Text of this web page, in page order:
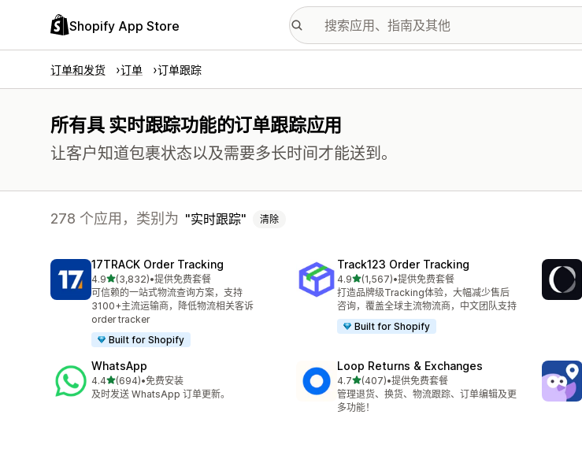
Shopify App Store
订单和发货 订单 订单跟踪
所有具 实时跟踪功能的订单跟踪应用
让客户知道包裹状态以及需要多长时间才能送到。
278 个应用，类别为 实时跟踪 清除
17TRACK Order Tracking
4.9星（满分 5 星）
(3,832)
总共 3832 条评论
•提供免费套餐
可信赖的一站式物流查询方案，支持
3100+主流运输商，降低物流相关客诉
order tracker
Built for Shopify
Track123 Order Tracking
4.9星（满分 5 星）
(1,567)
总共 1567 条评论
•提供免费套餐
打造品牌级Tracking体验，大幅减少售后
咨询，覆盖全球主流物流商，中文团队支持
Built for Shopify
WhatsApp
4.4星（满分 5 星）
(694)
总共 694 条评论
•免费安装
及时发送 WhatsApp 订单更新。
Loop Returns & Exchanges
4.7星（满分 5 星）
(407)
总共 407 条评论
•提供免费套餐
管理退货、换货、物流跟踪、订单编辑及更
多功能！